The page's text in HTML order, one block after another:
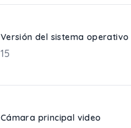
Versión del sistema operativo
15
Cámara principal video